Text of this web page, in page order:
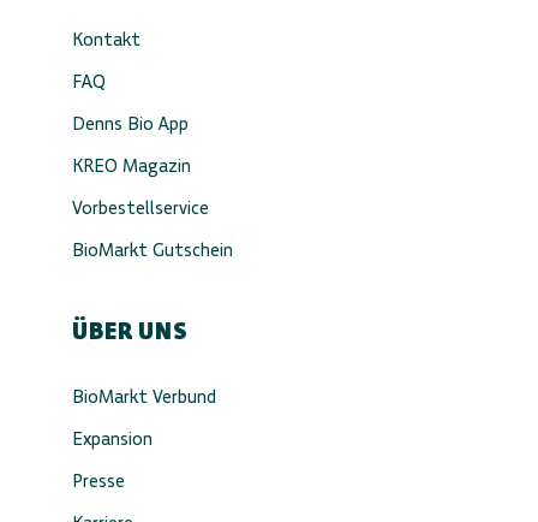
Kontakt
FAQ
Denns Bio App
KREO Magazin
Vorbestellservice
BioMarkt Gutschein
ÜBER UNS
BioMarkt Verbund
Expansion
Presse